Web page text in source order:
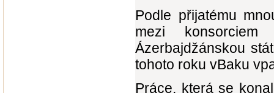
Podle přijatému
mezi
Ázerbajdžánskou
tohoto roku vBaku
Práce, která se